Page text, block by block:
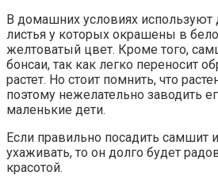
В домашних условиях используют
листья у которых окрашены в
желтоватый цвет. Кроме того,
бонсаи, так как легко переносит
растет. Но стоит помнить, что
поэтому нежелательно заводить
маленькие дети.
Если правильно посадить самшит
ухаживать, то он долго будет
красотой.